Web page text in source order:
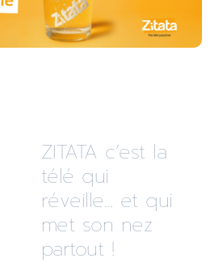
ZITATA c’est la
télé qui
réveille... et qui
met son nez
partout !